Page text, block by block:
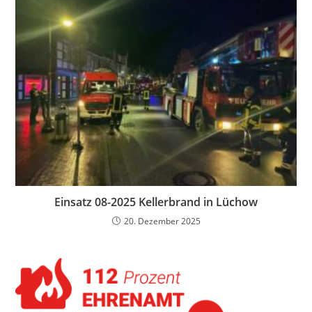
Einsatz 08-2025 Kellerbrand in Lüchow
20. Dezember 2025